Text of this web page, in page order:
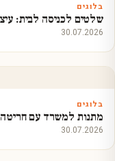
בלוגים
שלטים לכניסה לבית:
30.07.2026
בלוגים
מתנות למשרד עם חריטה:
30.07.2026